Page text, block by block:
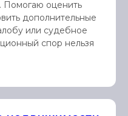
Помогаю оценить
дополнительные
или судебное
спор нельзя